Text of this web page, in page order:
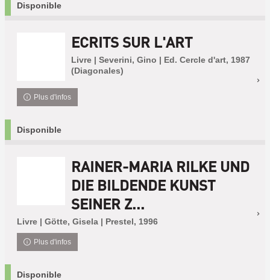
Disponible
ECRITS SUR L'ART
Livre | Severini, Gino | Ed. Cercle d'art, 1987
(Diagonales)
Plus d'infos
Disponible
RAINER-MARIA RILKE UND
DIE BILDENDE KUNST
SEINER Z...
Livre | Götte, Gisela | Prestel, 1996
Plus d'infos
Disponible